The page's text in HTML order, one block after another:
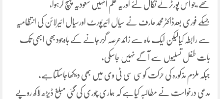
تھے،جو اس پورٹرنے نکال لئے اوریہ علم انہیں سعودیہ پہنچ کرہوا،
جسکے فوری بعدڈاکٹرمحمدعارف نے سیال ائیرپورٹ اورسیال ائیرلائن کی انتظامیہ
سے رابطہ کیالیکن ایک ماہ سے زائدعرصہ گزرجانے کے باوجودبھی ابھی تک
بات طفل تسلیوں سے آگے نہیں جاسکی،
جبکہ ملزم مذکورہ کی حرکت کوسی سی ٹی وی میں بھی دیکھاجاسکتاہے،
مدعی درخواست نے مطالبہ کیاہے کہ ہماری چوری کی گئی مبلغ ڈیڑھ لاکھ روپے